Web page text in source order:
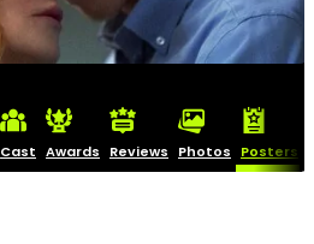
Cast Awards Reviews Photos Posters